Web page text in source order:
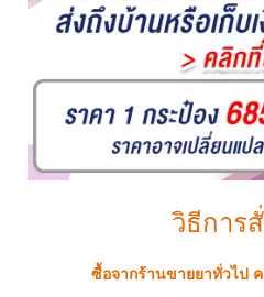
วิธีการ
ซื้อจากร้านขายยาทั่วไป